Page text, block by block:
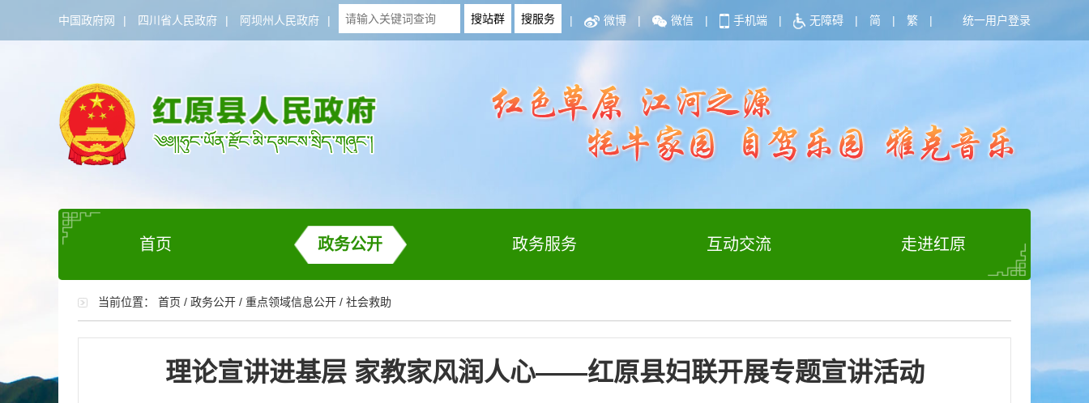
中国政府网 | 四川省人民政府 | 阿坝州人民政府 | | 微博 | 微信 | 手机端 | 无障碍 | 简 | 繁 | 统一用户登录
首页 政务公开 政务服务 互动交流 走进红原
当前位置： 首页 / 政务公开 / 重点领域信息公开 / 社会救助
理论宣讲进基层 家教家风润人心——红原县妇联开展专题宣讲活动